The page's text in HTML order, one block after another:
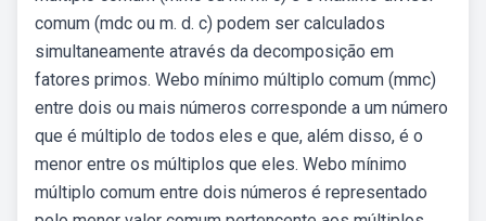
comum (mdc ou m. d. c) podem ser calculados
simultaneamente através da decomposição em
fatores primos. Webo mínimo múltiplo comum (mmc)
entre dois ou mais números corresponde a um número
que é múltiplo de todos eles e que, além disso, é o
menor entre os múltiplos que eles. Webo mínimo
múltiplo comum entre dois números é representado